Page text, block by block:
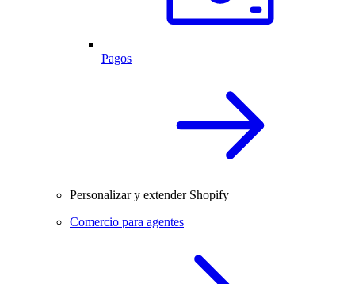
Pagos
Personalizar y extender Shopify
Comercio para agentes